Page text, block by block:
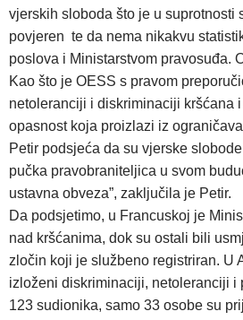
vjerskih sloboda što je u suprotnosti
povjeren te da nema nikakvu
poslova i Ministarstvom pravosuđa.
Kao što je OESS s pravom
netoleranciji i diskriminaciji kršćana
opasnost koja proizlazi iz
Petir podsjeća da su vjerske
pučka pravobraniteljica u svom
ustavna obveza”, zaključila je Petir.
Da podsjetimo, u Francuskoj je
nad kršćanima, dok su ostali bili
zločin koji je službeno registriran. U
izloženi diskriminaciji, netoleranciji i
123 sudionika, samo 33 osobe su